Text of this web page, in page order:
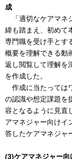
成
「適切なケアマネ
緯も踏まえ、初めて
専門職を受け手とす
概要を理解できる動
返し閲覧して理解を
を作成した。
作成に当たっては
の認識や想定課題を
容となるように見直
アマネジャー向けイ
答したケアマネジャ
(3)ケアマネジャー